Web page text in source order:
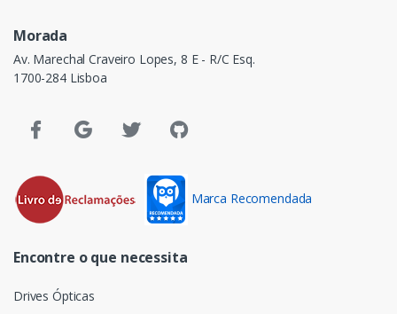
Morada
Av. Marechal Craveiro Lopes, 8 E - R/C Esq.
1700-284 Lisboa
Marca Recomendada
Encontre o que necessita
Drives Ópticas